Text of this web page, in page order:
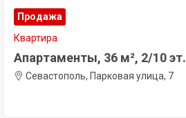
Продажа
Квартира
Апартаменты, 36 м², 2/10 эт.
Севастополь, Парковая улица, 7